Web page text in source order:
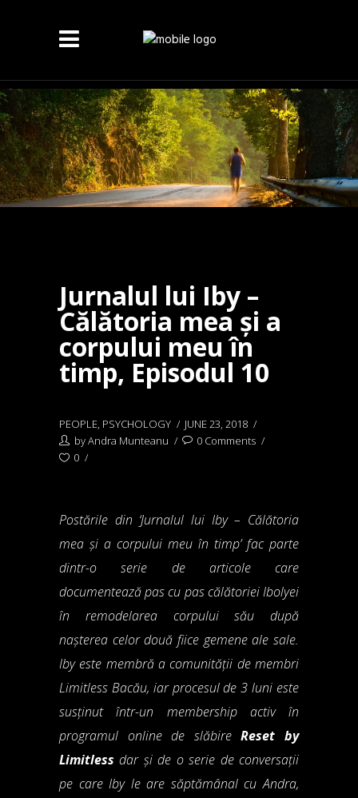
Jurnalul lui Iby –
Călătoria mea și a
corpului meu în
timp, Episodul 10
PEOPLE, PSYCHOLOGY
JUNE 23, 2018
byAndra Munteanu
0 Comments
0
Postările din ‘Jurnalul lui Iby – Călătoria
mea și a corpului meu în timp’ fac parte
dintr-o serie de articole care
documentează pas cu pas călătoriei Ibolyei
în remodelarea corpului său după
nașterea celor două fiice gemene ale sale.
Iby este membră a comunității de membri
Limitless Bacău, iar procesul de 3 luni este
susținut într-un membership activ în
programul online de slăbireReset by
Limitless dar și de o serie de conversații
pe care Iby le are săptămânal cu Andra,